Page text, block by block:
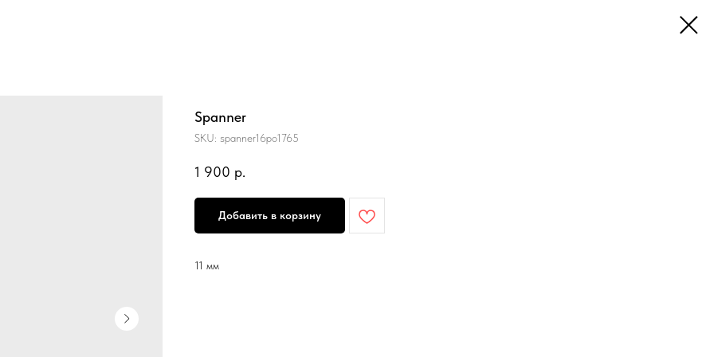
Spanner
SKU: spanner16po1765
1 900 р.
Добавить в корзину
11 мм